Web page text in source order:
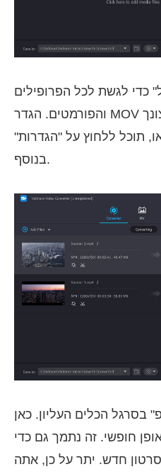
כדי לגשת לכל הפרופילים
והפורמטים. הגדר MOV כפורמט הפלט. אם ברצונך
תוכל ללחוץ על "הגדרות"
בנוסף.
בסרגל הכלים העליון. כאן
חופשי. זה נתמך גם כדי
חדש. יתר על כן, אתה